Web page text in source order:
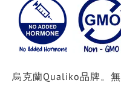
烏克蘭Qualiko品牌。